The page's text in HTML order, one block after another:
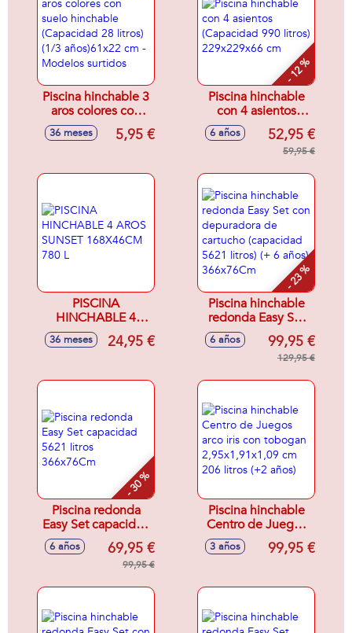
Piscina hinchable 3
aros colores con
suelo hinchable
(Capacidad 28
36 meses 5,95 €
- 12 %
Piscina hinchable
con 4 asientos
(Capacidad 990
litros) 229x229x66
6 años 52,95 €
59,95 €
PISCINA
HINCHABLE 4
AROS SUNSET
168X46CM 780 L
36 meses 24,95 €
- 23 %
Piscina hinchable
redonda Easy Set
con depuradora de
cartucho
(capacidad 5621
6 años 99,95 €
129,95 €
- 30 %
Piscina redonda
Easy Set capacidad
5621 litros
366x76Cm
6 años 69,95 €
99,95 €
Piscina hinchable
Centro de Juegos
arco iris con
tobogan
3 años 99,95 €